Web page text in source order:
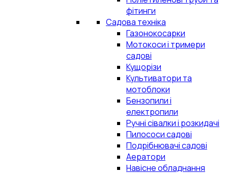
фітинги
Садова техніка
Газонокосарки
Мотокоси і тримери
садові
Кущорізи
Культиватори та
мотоблоки
Бензопили і
електропили
Ручні сівалки і розкидачі
Пилососи садові
Подрібнювачі садові
Аератори
Навісне обладнання